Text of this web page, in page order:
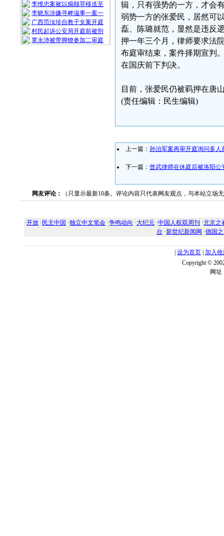
李维忠案被以煽颠罪移送至
李晓东涉嫌寻衅滋事一案一
广西范汝珍自教子女案开庭
村民起诉公安局开庭前被刑
覃永沛被带脚镣参加二审庭
辑，只有强势的一方，才会
弱势一方的张爱民，居然可
磊、陈璐就范，显然是违反
押一年三个月，律师要求法
布庭审结束，案件择期宣判
在国庆前下判决。
目前，张爱民仍被羁押在唐
(责任编辑：民生编辑)
上一篇： 孙治军案再审开庭询问多人
下一篇： 曾武律师在休庭后被洛阳公
网友评论： （只显示最新10条。评论内容只代表网友观点，与本站立场
·开放 · 民主中国 ·独立中文笔会 ·争鸣动向 ·大纪元 ·中国人权双周刊 ·北京之
台 ·新世纪新闻网 ·德国
设为首页 加入
Copyright ©
网址